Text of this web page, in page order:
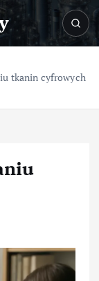
tkanin cyfrowych